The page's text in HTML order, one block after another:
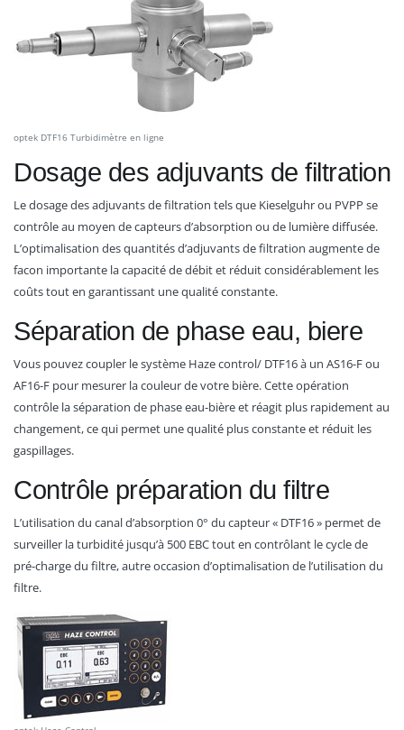
optek DTF16 Turbidimètre en ligne
Dosage des adjuvants de filtration
Le dosage des adjuvants de filtration tels que Kieselguhr ou PVPP se
contrôle au moyen de capteurs d’absorption ou de lumière diffusée.
L’optimalisation des quantités d’adjuvants de filtration augmente de
facon importante la capacité de débit et réduit considérablement les
coûts tout en garantissant une qualité constante.
Séparation de phase eau, biere
Vous pouvez coupler le système Haze control/ DTF16 à un AS16-F ou
AF16-F pour mesurer la couleur de votre bière. Cette opération
contrôle la séparation de phase eau-bière et réagit plus rapidement au
changement, ce qui permet une qualité plus constante et réduit les
gaspillages.
Contrôle préparation du filtre
L’utilisation du canal d’absorption 0° du capteur « DTF16 » permet de
surveiller la turbidité jusqu’à 500 EBC tout en contrôlant le cycle de
pré-charge du filtre, autre occasion d’optimalisation de l’utilisation du
filtre.